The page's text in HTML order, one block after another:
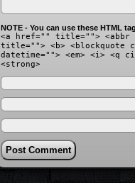
NOTE - You can use these HTML
<a href="" title=""> <abbr
title=""> <b> <blockquote
datetime=""> <em> <i> <q
<strong>